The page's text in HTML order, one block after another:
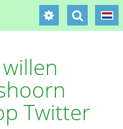
Twitter